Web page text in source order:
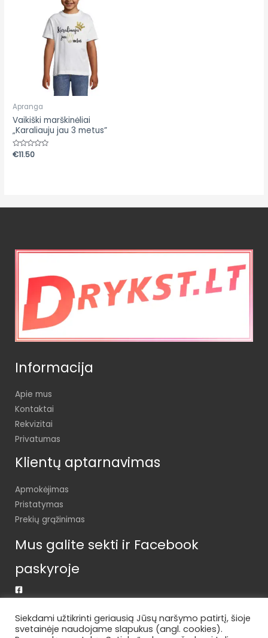
Apranga
Vaikiški marškinėliai
„Karaliauju jau 3 metus”
Įvertinimas:
€11.50
Informacija
Apie mus
Kontaktai
Rekvizitai
Privatumas
Klientų aptarnavimas
Apmokėjimas
Pristatymas
Prekių grąžinimas
Mus galite sekti ir Facebook
paskyroje
Siekdami užtikrinti geriausią Jūsų naršymo patirtį, šioje
svetainėje naudojame slapukus (angl. cookies).